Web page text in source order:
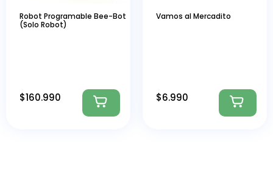
Robot Programable Bee-Bot
(Solo Robot)
$160.990
Vamos al Mercadito
$6.990